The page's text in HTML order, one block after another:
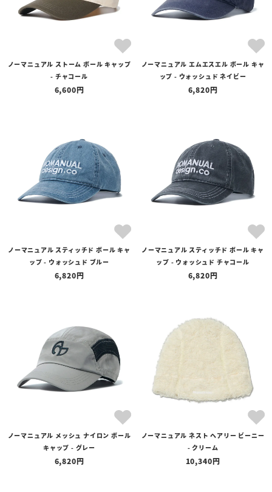
価格
ノーマニュアル ストーム ボール キャップ
- チャコール
6,600
ノーマニュアル エムエスエル ボール キャ
ップ - ウォッシュド ネイビー
6,820
ノーマニュアル スティッチド ボール キャ
ップ - ウォッシュド ブルー
6,820
ノーマニュアル スティッチド ボール キャ
ップ - ウォッシュド チャコール
6,820
ノーマニュアル メッシュ ナイロン ボール
キャップ - グレー
6,820
ノーマニュアル ネスト ヘアリー ビーニー
- クリーム
10,340